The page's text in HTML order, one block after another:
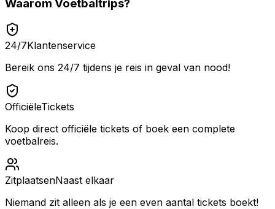
Waarom Voetbaltrips?
24/7Klantenservice
Bereik ons 24/7 tijdens je reis in geval van nood!
OfficiëleTickets
Koop direct officiële tickets of boek een complete
voetbalreis.
ZitplaatsenNaast elkaar
Niemand zit alleen als je een even aantal tickets boekt!